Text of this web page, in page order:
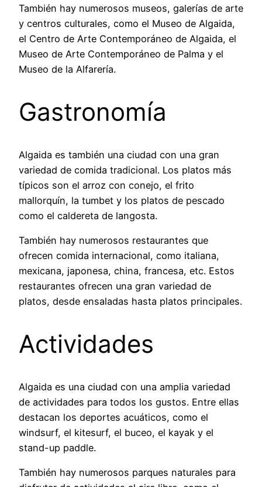
También hay numerosos museos, galerías de arte
y centros culturales, como el Museo de Algaida,
el Centro de Arte Contemporáneo de Algaida, el
Museo de Arte Contemporáneo de Palma y el
Museo de la Alfarería.
Gastronomía
Algaida es también una ciudad con una gran
variedad de comida tradicional. Los platos más
típicos son el arroz con conejo, el frito
mallorquín, la tumbet y los platos de pescado
como el caldereta de langosta.
También hay numerosos restaurantes que
ofrecen comida internacional, como italiana,
mexicana, japonesa, china, francesa, etc. Estos
restaurantes ofrecen una gran variedad de
platos, desde ensaladas hasta platos principales.
Actividades
Algaida es una ciudad con una amplia variedad
de actividades para todos los gustos. Entre ellas
destacan los deportes acuáticos, como el
windsurf, el kitesurf, el buceo, el kayak y el
stand-up paddle.
También hay numerosos parques naturales para